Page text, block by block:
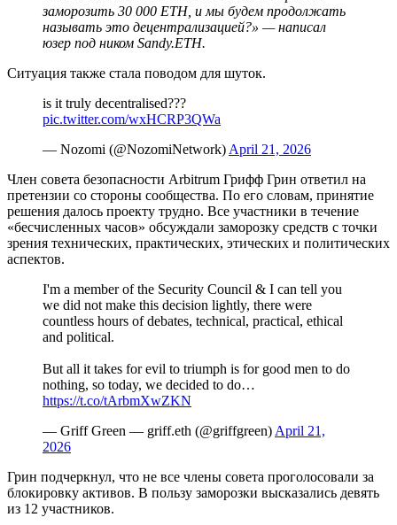
заморозить 30 000 ETH, и мы будем продолжать
называть это децентрализацией?» — написал
юзер под ником Sandy.ETH.
Ситуация также стала поводом для шуток.
is it truly decentralised???
pic.twitter.com/wxHCRP3QWa
— Nozomi (@NozomiNetwork) April 21, 2026
Член совета безопасности Arbitrum Грифф Грин ответил на
претензии со стороны сообщества. По его словам, принятие
решения далось проекту трудно. Все участники в течение
«бесчисленных часов» обсуждали заморозку средств с точки
зрения технических, практических, этических и политических
аспектов.
I'm a member of the Security Council & I can tell you
we did not make this decision lightly, there were
countless hours of debates, technical, practical, ethical
and political.
But all it takes for evil to triumph is for good men to do
nothing, so today, we decided to do…
https://t.co/tArbmXwZKN
— Griff Green — griff.eth (@griffgreen) April 21,
2026
Грин подчеркнул, что не все члены совета проголосовали за
блокировку активов. В пользу заморозки высказались девять
из 12 участников.